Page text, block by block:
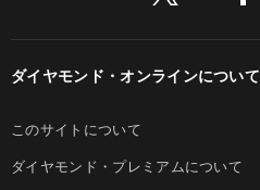
ダイヤモンド・オンラインについて
このサイトについて
ダイヤモンド・プレミアムについて